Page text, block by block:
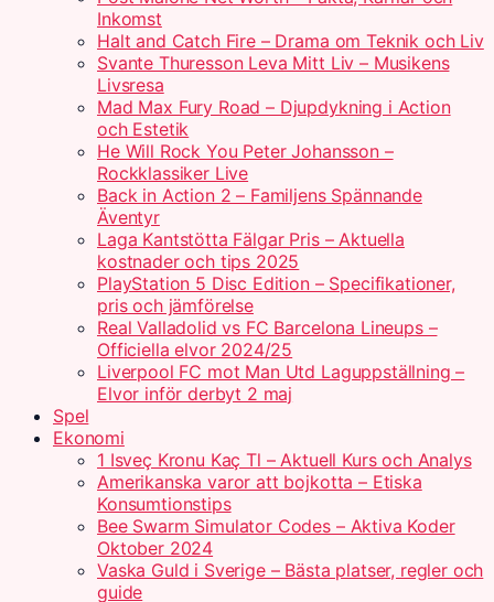
Inkomst
Halt and Catch Fire – Drama om Teknik och Liv
Svante Thuresson Leva Mitt Liv – Musikens
Livsresa
Mad Max Fury Road – Djupdykning i Action
och Estetik
He Will Rock You Peter Johansson –
Rockklassiker Live
Back in Action 2 – Familjens Spännande
Äventyr
Laga Kantstötta Fälgar Pris – Aktuella
kostnader och tips 2025
PlayStation 5 Disc Edition – Specifikationer,
pris och jämförelse
Real Valladolid vs FC Barcelona Lineups –
Officiella elvor 2024/25
Liverpool FC mot Man Utd Laguppställning –
Elvor inför derbyt 2 maj
Spel
Ekonomi
1 Isveç Kronu Kaç Tl – Aktuell Kurs och Analys
Amerikanska varor att bojkotta – Etiska
Konsumtionstips
Bee Swarm Simulator Codes – Aktiva Koder
Oktober 2024
Vaska Guld i Sverige – Bästa platser, regler och
guide